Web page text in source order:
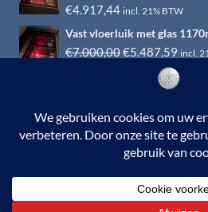
€4.917,44 incl. 21% BTW
Vast vloerluik met glas
€7.000,00Oorspronkelijke
€5.487,59
prijs
is:
incl.
© 2026 RVS-woonwinkel.nl is een
BTW nr. NL002145483B31 |
RABO 010.12.95.251 |